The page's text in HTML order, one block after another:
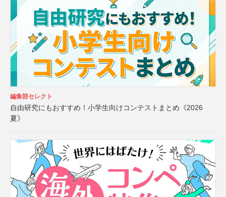
編集部セレクト
自由研究にもおすすめ！小学生向けコンテストまとめ《2026
夏》